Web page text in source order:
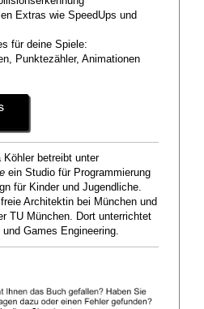
Extras wie SpeedUps und
für deine Spiele:
Punktezähler, Animationen
Köhler betreibt unter
ein Studio für Programmierung
für Kinder und Jugendliche.
Architektin bei München und
TU München. Dort unterrichtet
Games Engineering.